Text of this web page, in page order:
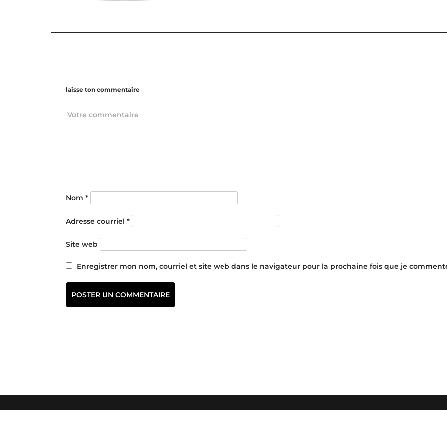
laisse ton commentaire
Nom *
Adresse courriel *
Site web
Enregistrer mon nom, courriel et site web dans le navigateur pour la prochaine fois que je